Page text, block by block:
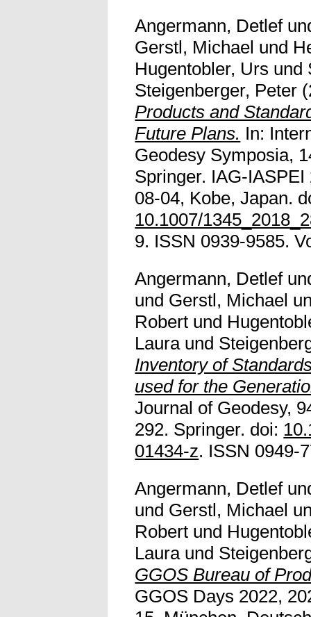
Angermann, Detlef
Gerstl, Michael und
Hugentobler, Urs und
Steigenberger, Peter
Products and
Future Plans. In:
Geodesy Symposia,
Springer. IAG-
08-04, Kobe, Japan.
10.1007/
9. ISSN 0939-9585.
Angermann, Detlef
und Gerstl, Michael
Robert und
Lauraund
Inventory of
used for the
Journal of Geodesy,
292. Springer. doi:
01434-z. ISSN 0949-
Angermann, Detlef
und Gerstl, Michael
Robert und
Lauraund
GGOS Bureau of
GGOS Days 2022,